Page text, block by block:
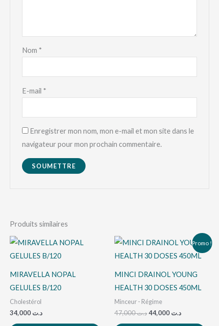
Nom *
E-mail *
Enregistrer mon nom, mon e-mail et mon site dans le
navigateur pour mon prochain commentaire.
Produits similaires
MIRAVELLA NOPAL
GELULES B/120
Cholestérol
د.ت
Promo !
MINCI DRAINOL YOUNG
HEALTH 30 DOSES 450ML
Minceur - Régime
د.ت47,000
Le
prix
initial
د.ت 47,000.
د.ت
Le
prix
actuel